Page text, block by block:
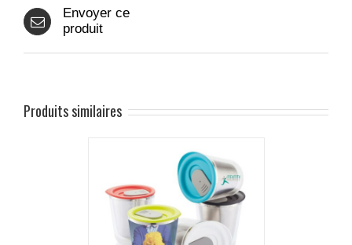
Envoyer ce
produit
Produits similaires